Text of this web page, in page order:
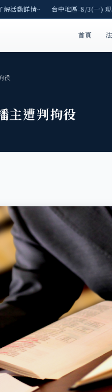
動詳情~ 台中地區-8/3(一) 現
首頁
役
主遭判拘役